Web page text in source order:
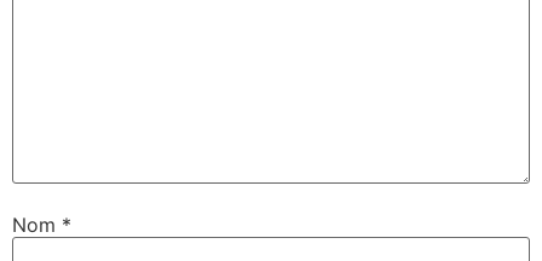
Nom *